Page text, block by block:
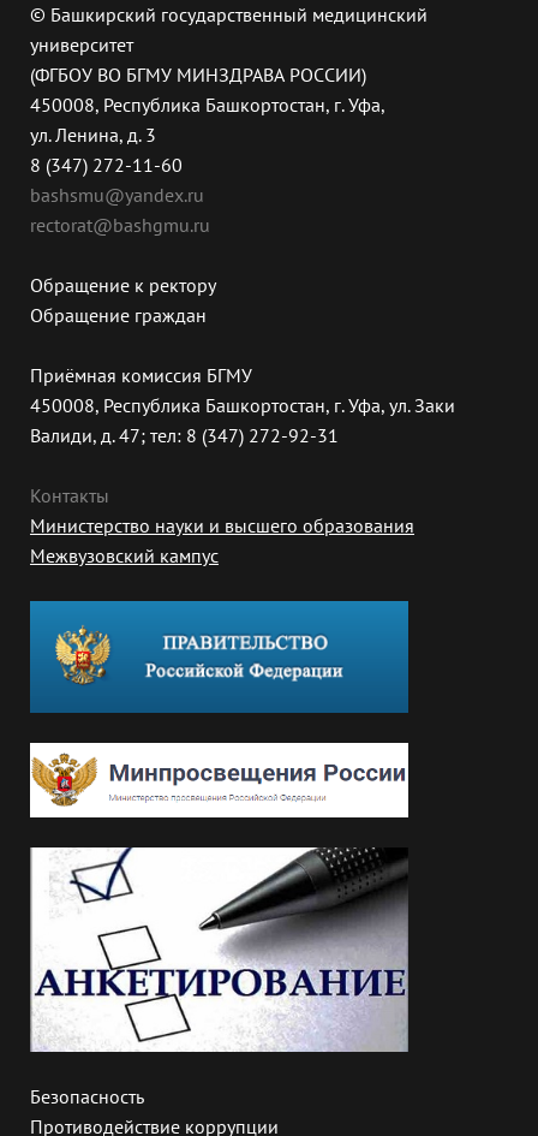
© Башкирский государственный медицинский
университет
(ФГБОУ ВО БГМУ МИНЗДРАВА РОССИИ)
450008, Республика Башкортостан, г. Уфа,
ул. Ленина, д. 3
8 (347) 272-11-60
bashsmu@yandex.ru
rectorat@bashgmu.ru
Обращение к ректору
Обращение граждан
Приёмная комиссия БГМУ
450008, Республика Башкортостан, г. Уфа, ул. Заки
Валиди, д. 47; тел: 8 (347) 272-92-31
Контакты
Министерство науки и высшего образования
Межвузовский кампус
Безопасность
Противодействие коррупции